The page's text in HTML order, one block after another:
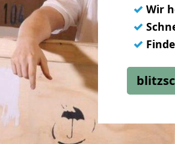
✓ Wir
✓
✓